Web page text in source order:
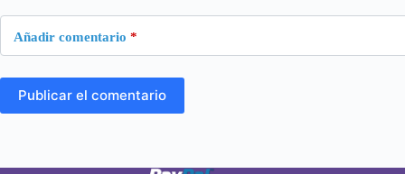
Añadir comentario *
Publicar el comentario